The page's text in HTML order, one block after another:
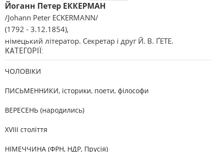
Йоганн Петер ЕККЕРМАН
/Johann Peter ECKERMANN/
(1792 - 3.12.1854),
німецький літератор. Секретар і друг Й. В. ҐЕТЕ.
КАТЕГОРІЇ:
ЧОЛОВІКИ
ПИСЬМЕННИКИ, історики, поети, філософи
ВЕРЕСЕНЬ (народились)
XVIII століття
НІМЕЧЧИНА (ФРН, НДР, Прусія)